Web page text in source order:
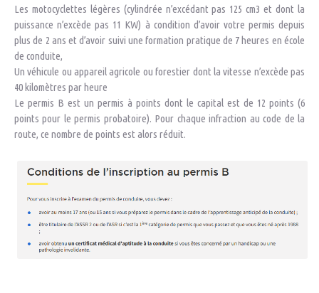
Les motocyclettes légères (cylindrée n’excédant pas 125 cm3 et dont la
puissance n’excède pas 11 KW) à condition d’avoir votre permis depuis
plus de 2 ans et d’avoir suivi une formation pratique de 7 heures en école
de conduite,
Un véhicule ou appareil agricole ou forestier dont la vitesse n’excède pas
40 kilomètres par heure
Le permis B est un permis à points dont le capital est de 12 points (6
points pour le permis probatoire). Pour chaque infraction au code de la
route, ce nombre de points est alors réduit.